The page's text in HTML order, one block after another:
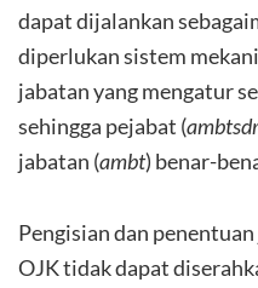
dapat dijalankan
diperlukan sistem
jabatan yang mengatur
sehingga pejabat (
jabatan (ambt) benar-
Pengisian dan
OJK tidak dapat